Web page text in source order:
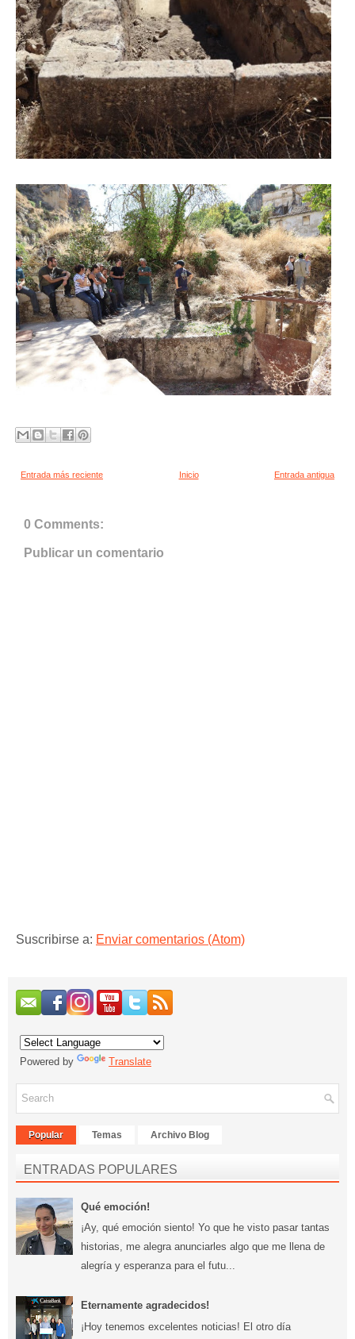
Entrada más reciente Entrada antigua
Inicio
0 Comments:
Publicar un comentario
Suscribirse a: Enviar comentarios (Atom)
Powered by Translate
Popular Temas Archivo Blog
ENTRADAS POPULARES
Qué emoción!
¡Ay, qué emoción siento! Yo que he visto pasar tantas
historias, me alegra anunciarles algo que me llena de
alegría y esperanza para el futu...
Eternamente agradecidos!
¡Hoy tenemos excelentes noticias! El otro día